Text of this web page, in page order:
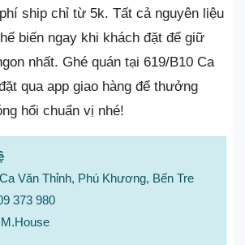
ship chỉ từ 5k. Tất cả nguyên liệu
biến ngay khi khách đặt để giữ
nhất. Ghé quán tại 619/B10 Ca
qua app giao hàng để thưởng
hổi chuẩn vị nhé!
Văn Thỉnh, Phú Khương, Bến Tre
373 980